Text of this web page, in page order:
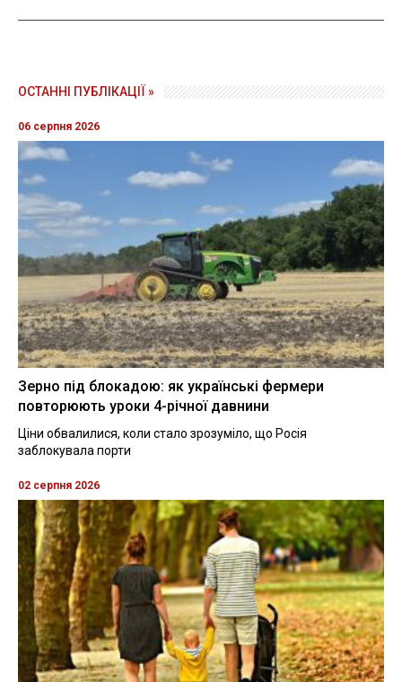
ОСТАННІ ПУБЛІКАЦІЇ »
06 серпня 2026
Зерно під блокадою: як українські фермери
повторюють уроки 4-річної давнини
Ціни обвалилися, коли стало зрозуміло, що Росія
заблокувала порти
02 серпня 2026